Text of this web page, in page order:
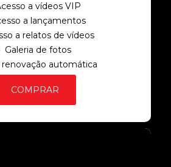
a vídeos VIP
a lançamentos
a relatos de vídeos
Galeria de fotos
automática
COMPRAR